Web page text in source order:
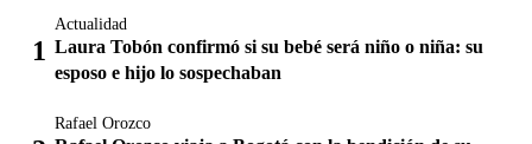
Actualidad
Laura Tobón confirmó si su bebé será niño o niña: su
esposo e hijo lo sospechaban
Rafael Orozco